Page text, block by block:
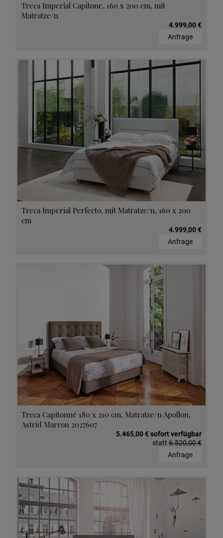
Treca Imperial Capitone, 160 x 200 cm, mit
Matratze/n
4.999,00 €
Anfrage
Treca Imperial Perfecto, mit Matratze/n, 160 x 200
cm
4.999,00 €
Anfrage
Treca Capitonné 180 x 210 cm, Matratze/n Apollon,
Astrid Marron 2027607
5.465,00 € sofort verfügbar
statt 6.520,00 €
Anfrage